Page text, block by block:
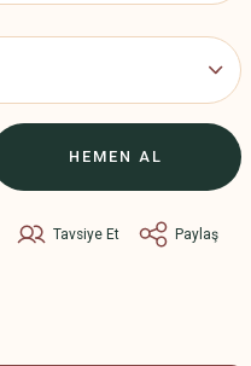
HEMEN AL
Tavsiye Et Paylaş